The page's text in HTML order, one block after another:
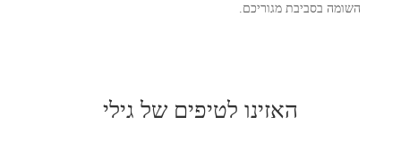
השומה בסביבת מגוריכם.
האזינו לטיפים של גילי